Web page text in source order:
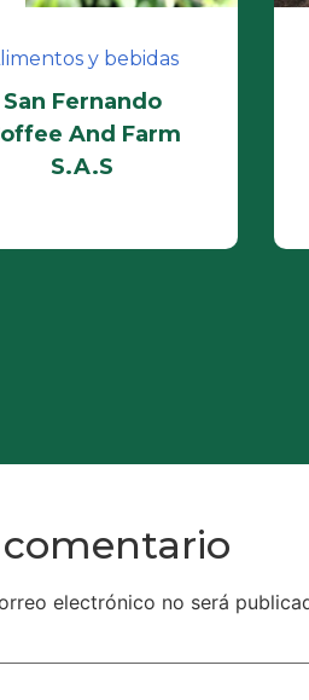
y bebidas
San Fernando
And Farm
S.A.S
electrónico no será